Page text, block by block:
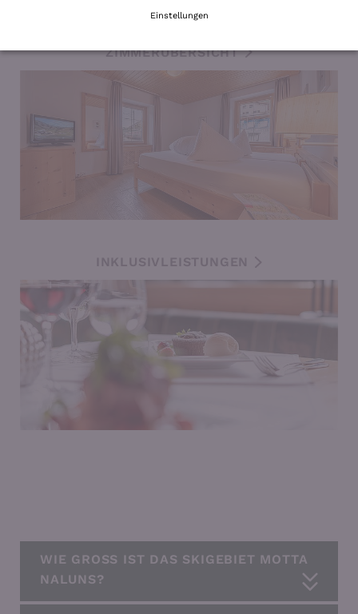
ZIMMERÜBERSICHT
INKLUSIVLEISTUNGEN
WIE GROSS IST DAS SKIGEBIET MOTTA
NALUNS?
Einstellungen